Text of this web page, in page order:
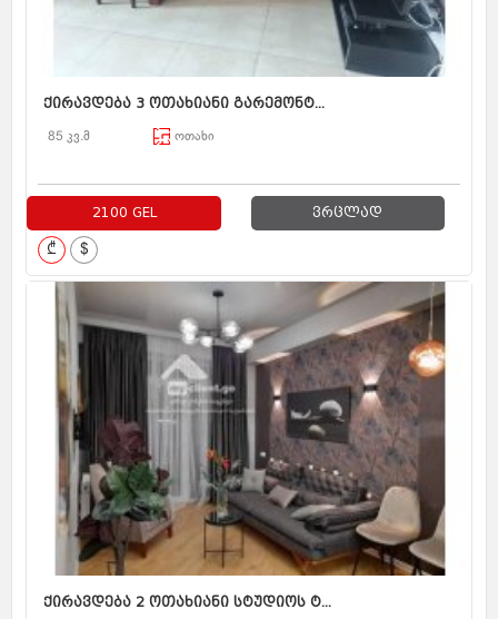
ქირავდება 3 ოთახიანი გარემონტ...
85 კვ.მ ოთახი
2100 GEL ვრცლად
₾ $
ქირავდება 2 ოთახიანი სტუდიოს ტ...